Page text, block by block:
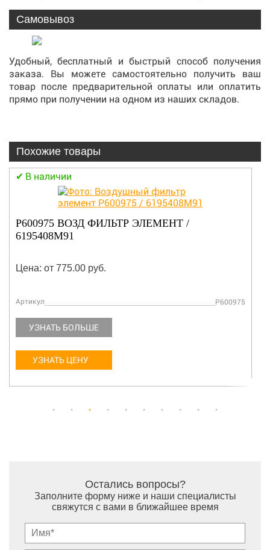
Самовывоз
Удобный, бесплатный и быстрый способ получения
заказа. Вы можете самостоятельно получить ваш
товар после предварительной оплаты или оплатить
прямо при получении на одном из наших складов.
Похожие товары
В наличии
ФИЛЬТР ТОПЛИВНЫЙ ТОНКОЙ ОЧИСТКИ
13020488
Цена: от 775.00 руб.
Артикул 13020488
УЗНАТЬ БОЛЬШЕ
УЗНАТЬ ЦЕНУ
Остались вопросы?
Заполните форму ниже и наши специалисты
свяжутся с вами в ближайшее время